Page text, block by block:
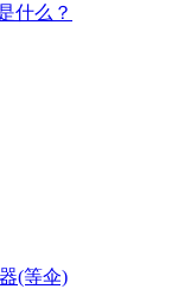
什么？
(等伞)